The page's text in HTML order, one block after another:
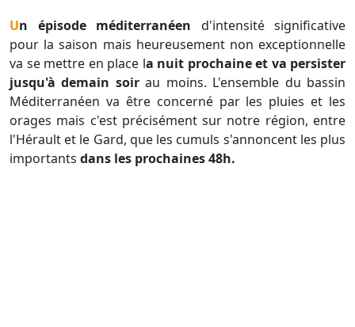
Un épisode méditerranéen d'intensité significative
pour la saison mais heureusement non exceptionnelle
va se mettre en place la nuit prochaine et va persister
jusqu'à demain soirau moins. L'ensemble du bassin
Méditerranéen va être concerné par les pluies et les
orages mais c'est précisément sur notre région, entre
l'Hérault et le Gard, que les cumuls s'annoncent les plus
importants dans les prochaines 48h.